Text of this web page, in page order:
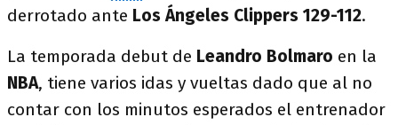
derrotado ante Los Ángeles Clippers 129-112.
La temporada debut de Leandro Bolmaro en la
NBA, tiene varios idas y vueltas dado que al no
contar con los minutos esperados el entrenador